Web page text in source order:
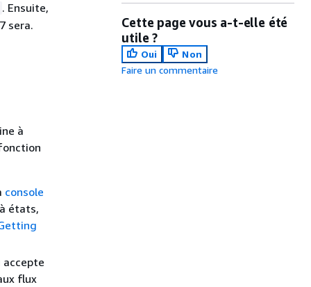
. Ensuite,
sera.
à
console
états,
accepte
flux
Cette page vous a-t-elle été
utile ?
Oui
Non
Faire un commentaire